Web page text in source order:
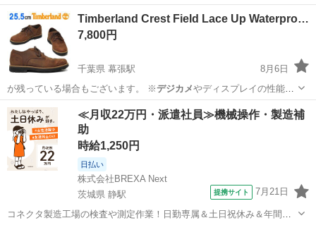
上、画像が実物と…
千葉 千葉市
Timberland Crest Field Lace Up Waterpro…
7,800円
千葉県 幕張駅
8月6日
が残っている場合もございます。 ※デジカメやディスプレイの性能
上、画像が実物と…
千葉 千葉市 幕張駅 靴
≪月収22万円・派遣社員≫機械操作・製造補
助
時給1,250円
日払い
株式会社BREXA Next
茨城県 静駅
提携サイト 7月21日
コネクタ製造工場の検査や測定作業！日勤専属＆土日祝休み＆年間休